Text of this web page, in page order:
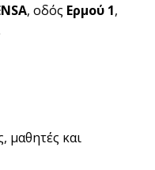
, οδός Ερμού 1,
μαθητές και